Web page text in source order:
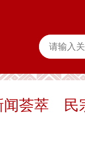
闻荟萃 民